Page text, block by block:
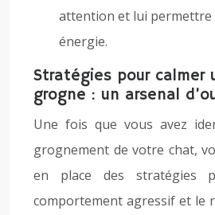
attention et lui permettre
énergie.
Stratégies pour calmer
grogne : un arsenal
Une fois que vous avez
grognement de votre chat,
en place des stratégies
comportement agressif et le